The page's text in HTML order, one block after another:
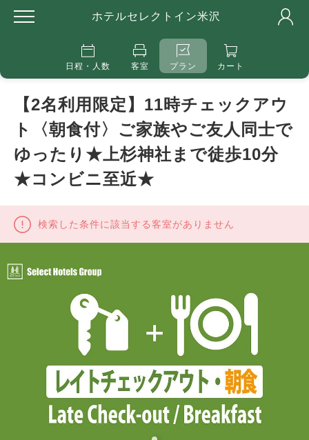
ホテルセレクトイン米沢
日程・人数 客室 プラン カート
【2名利用限定】11時チェックアウ
ト〈朝食付〉ご家族やご友人同士で
ゆったり★上杉神社まで徒歩10分
★コンビニ至近★
検索した条件に該当する客室がありません